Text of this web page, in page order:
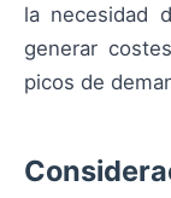
la necesidad
generar
picos de